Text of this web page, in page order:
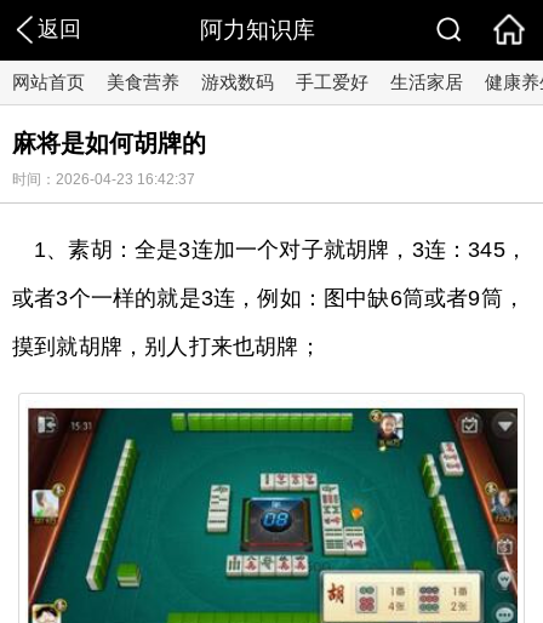
返回 阿力知识库
网站首页 美食营养 游戏数码 手工爱好 生活家居 健康养
麻将是如何胡牌的
时间：2026-04-23 16:42:37
1、素胡：全是3连加一个对子就胡牌，3连：345，
或者3个一样的就是3连，例如：图中缺6筒或者9筒，
摸到就胡牌，别人打来也胡牌；